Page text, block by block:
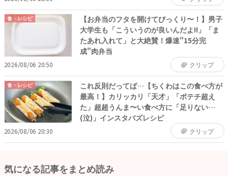
食・レシピ
【お弁当のフタを開けてびっくり〜！】男子
大学生も「こういうのが良いんだよ!!」「ま
たあれ入れて」と大絶賛！爆速"15分完
成"肉弁当
2026/08/06 20:50 クリップ
食・レシピ
これ反則だってば…【ちくわはこの食べ方が
最高！】カリッカリ「天才」「ポテチ超え
た」超超うんま〜い食べ方に「足りない…
(泣)」インスタバズレシピ
2026/08/06 20:30 クリップ
気になる記事をまとめ読み